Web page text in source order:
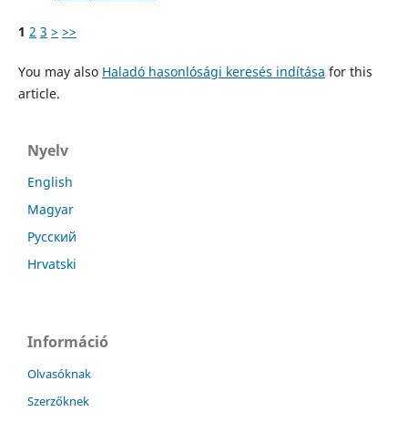
1 2 3 > >>
You may also Haladó hasonlósági keresés indítása for this
article.
Nyelv
English
Magyar
Русский
Hrvatski
Információ
Olvasóknak
Szerzőknek